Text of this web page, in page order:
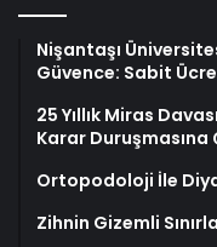
Nişantaşı
Güvence: Sabit
25 Yıllık Miras
Karar Duruşmasına
Ortopodoloji İle
Zihnin Gizemli